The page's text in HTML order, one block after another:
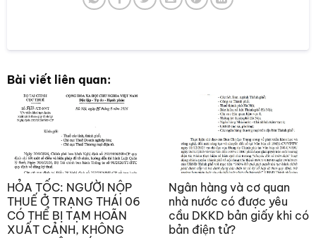
Bài viết liên quan:
HỎA TỐC: NGƯỜI NỘP
THUẾ Ở TRẠNG THÁI 06
CÓ THỂ BỊ TẠM HOÃN
XUẤT CẢNH, KHÔNG
Ngân hàng và cơ quan
nhà nước có được yêu
cầu DKKD bản giấy khi có
bản điện tử?